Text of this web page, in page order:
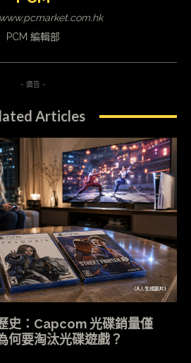
PCM 編輯部
- 廣告 -
Articles
史：Capcom 光碟銷量僅
要淘汰光碟遊戲？